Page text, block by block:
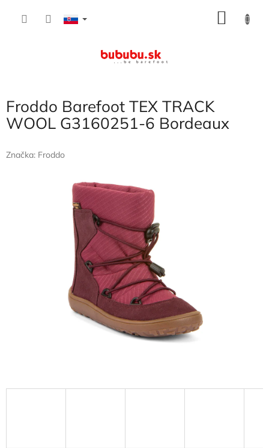
Froddo Barefoot TEX TRACK
WOOL G3160251-6 Bordeaux
Značka: Froddo